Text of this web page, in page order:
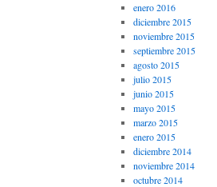
enero 2016
diciembre 2015
noviembre 2015
septiembre 2015
agosto 2015
julio 2015
junio 2015
mayo 2015
marzo 2015
enero 2015
diciembre 2014
noviembre 2014
octubre 2014